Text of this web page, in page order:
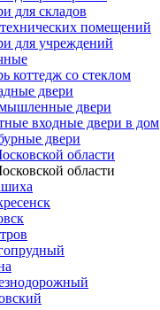
для складов
помещений
для учреждений
коттедж со стеклом
двери
двери
входные двери в дом
двери
области
области